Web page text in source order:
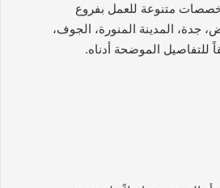
متنوعة للعمل بفروع
جدة، المدينة المنورة، الجوف،
للتفاصيل الموضحة أدناه.